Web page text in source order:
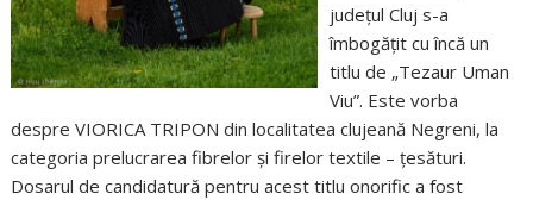
județul Cluj s-a
îmbogățit cu încă un
titlu de „Tezaur Uman
Viu”. Este vorba
despre VIORICA TRIPON din localitatea clujeană Negreni, la
categoria prelucrarea fibrelor și firelor textile – țesături.
Dosarul de candidatură pentru acest titlu onorific a fost